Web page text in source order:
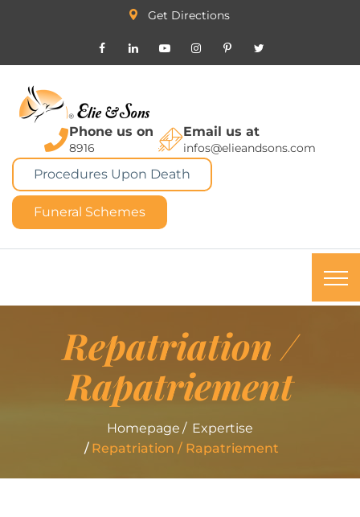
Get Directions
Phone us on
8916
Email us at
infos@elieandsons.com
Procedures Upon Death
Funeral Schemes
Repatriation /
Rapatriement
Homepage
Expertise
Repatriation / Rapatriement